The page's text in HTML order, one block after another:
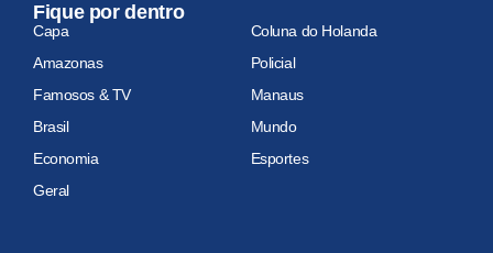
Fique por dentro
Capa
Coluna do Holanda
Amazonas
Policial
Famosos & TV
Manaus
Brasil
Mundo
Economia
Esportes
Geral